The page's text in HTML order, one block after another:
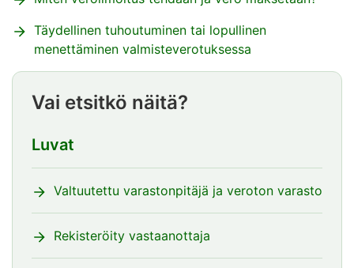
Täydellinen tuhoutuminen tai lopullinen
menettäminen valmisteverotuksessa
Vai etsitkö näitä?
Luvat
Valtuutettu varastonpitäjä ja veroton varasto
Rekisteröity vastaanottaja